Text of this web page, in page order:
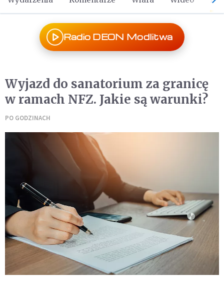
Radio DEON Modlitwa
Wyjazd do sanatorium za granicę
w ramach NFZ. Jakie są warunki?
PO GODZINACH